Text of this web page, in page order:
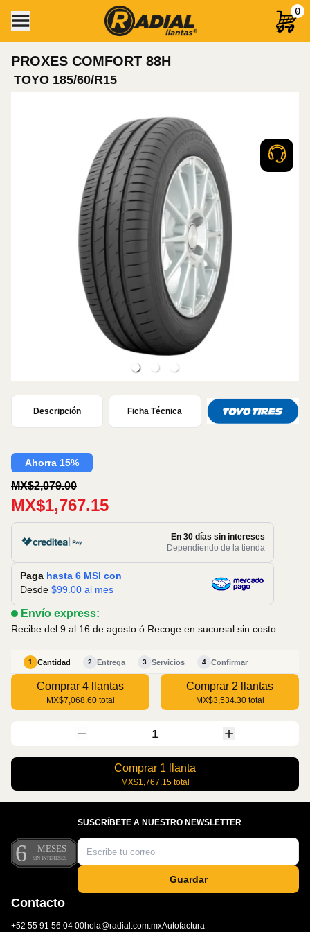
0
PROXES COMFORT 88H
TOYO 185/60/R15
Descripción Ficha Técnica
Ahorra 15%
MX$2,079.00
MX$1,767.15
En 30 días sin intereses
Dependiendo de la tienda
Paga hasta 6 MSI con
Desde $99.00 al mes
Envío express:
Recibe del 9 al 16 de agosto ó Recoge en sucursal sin costo
1 Cantidad 2 Entrega 3 Servicios 4 Confirmar
Comprar 4 llantas
MX$7,068.60 total
Comprar 2 llantas
MX$3,534.30 total
1
Comprar 1 llanta
MX$1,767.15 total
SUSCRÍBETE A NUESTRO NEWSLETTER
Guardar
Contacto
+52 55 91 56 04 00hola@radial.com.mxAutofactura